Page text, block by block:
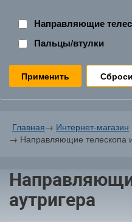
Направляющие
Пальцы/втулки
Главная→ Интернет-магазин
→ Направляющие телескопа
аутригера